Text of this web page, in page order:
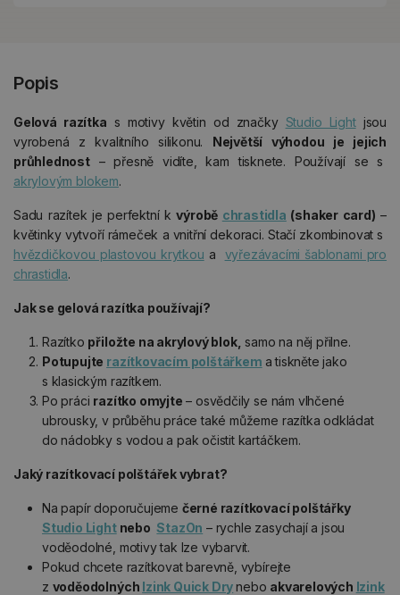
Popis
Gelová razítka s motivy květin od značky Studio Lightjsou
vyrobená z kvalitního silikonu. Největší výhodou je jejich
průhlednost– přesně vidíte, kam tisknete. Používají se s
akrylovým blokem.
Sadu razítek je perfektní kvýrobě chrastidla (shaker card) –
květinky vytvoří rámeček a vnitřní dekoraci. Stačí zkombinovat s
hvězdičkovou plastovou krytkou a vyřezávacími šablonami pro
chrastidla.
Jak se gelová razítka používají?
Razítko přiložte na akrylový blok, samo na něj přilne.
Potupujte razítkovacím polštářkem a tiskněte jako
s klasickým razítkem.
Po práci razítko omyjte – osvědčily se nám vlhčené
ubrousky, v průběhu práce také můžeme razítka odkládat
do nádobky s vodou a pak očistit kartáčkem.
Jaký razítkovací polštářek vybrat?
Na papír doporučujeme černé razítkovací polštářky
Studio Lightnebo StazOn – rychle zasychají a jsou
voděodolné, motivy tak lze vybarvit.
Pokud chcete razítkovat barevně, vybírejte
z voděodolných Izink Quick Drynebo akvarelových Izink